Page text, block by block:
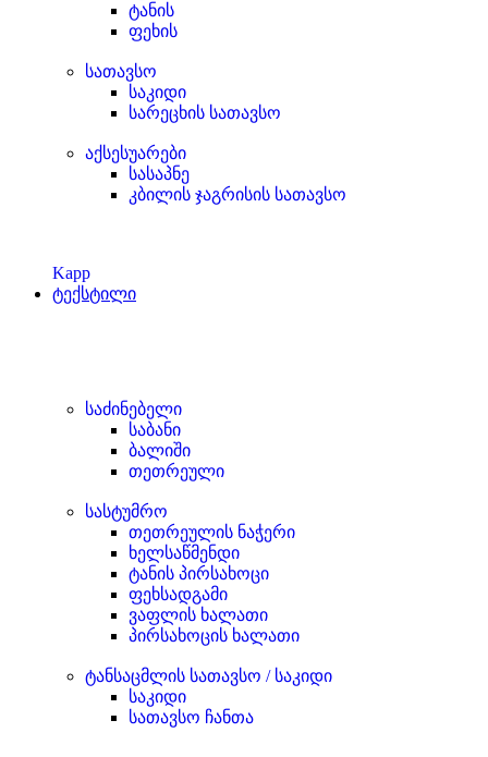
ტანის
ფეხის
სათავსო
საკიდი
სარეცხის სათავსო
აქსესუარები
სასაპნე
კბილის ჯაგრისის სათავსო
Kapp
ტექსტილი
საძინებელი
საბანი
ბალიში
თეთრეული
სასტუმრო
თეთრეულის ნაჭერი
ხელსაწმენდი
ტანის პირსახოცი
ფეხსადგამი
ვაფლის ხალათი
პირსახოცის ხალათი
ტანსაცმლის სათავსო / საკიდი
საკიდი
სათავსო ჩანთა